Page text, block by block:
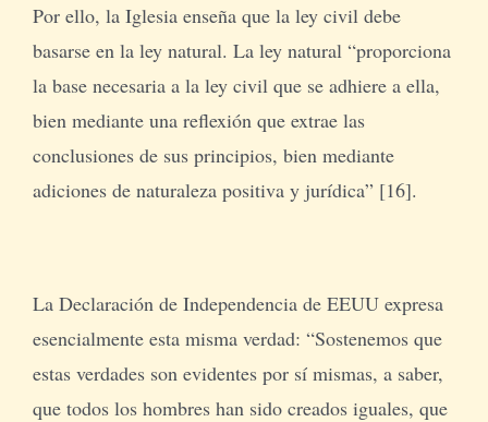
Por ello, la Iglesia enseña que la ley civil debe
basarse en la ley natural. La ley natural “proporciona
la base necesaria a la ley civil que se adhiere a ella,
bien mediante una reflexión que extrae las
conclusiones de sus principios, bien mediante
adiciones de naturaleza positiva y jurídica” [16].
La Declaración de Independencia de EEUU expresa
esencialmente esta misma verdad: “Sostenemos que
estas verdades son evidentes por sí mismas, a saber,
que todos los hombres han sido creados iguales, que